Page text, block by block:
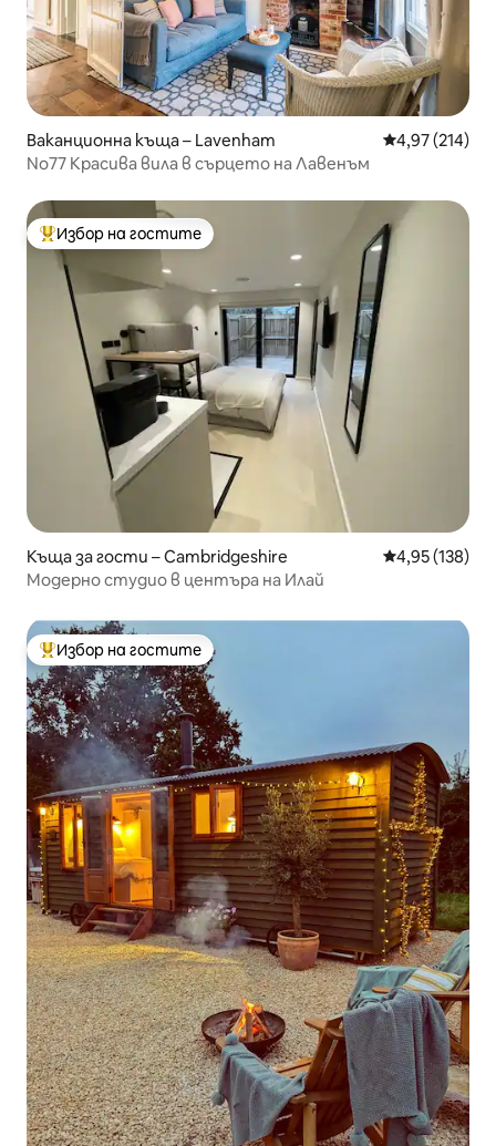
Ваканционна къща – Lavenham Средна
4,97 (214)
No77 Красива вила в сърцето на Лавенъм
Най-популярен избор на гостите
Избор на гостите
Къща за гости – Cambridgeshire Средна
4,95 (138)
Модерно студио в центъра на Илай
Най-популярен избор на гостите
Избор на гостите